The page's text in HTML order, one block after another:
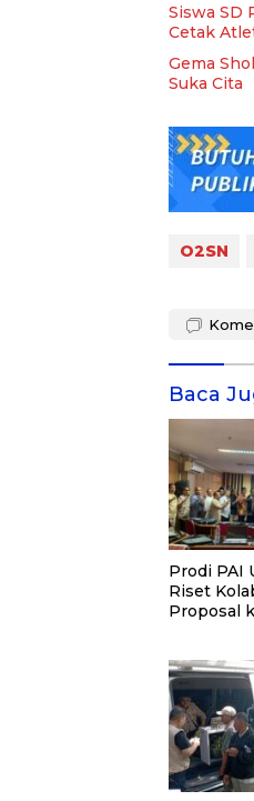
Siswa SD
Cetak
Gema
Suka Cita
O2SN
Baca
Prodi PAI
Riset
Proposal